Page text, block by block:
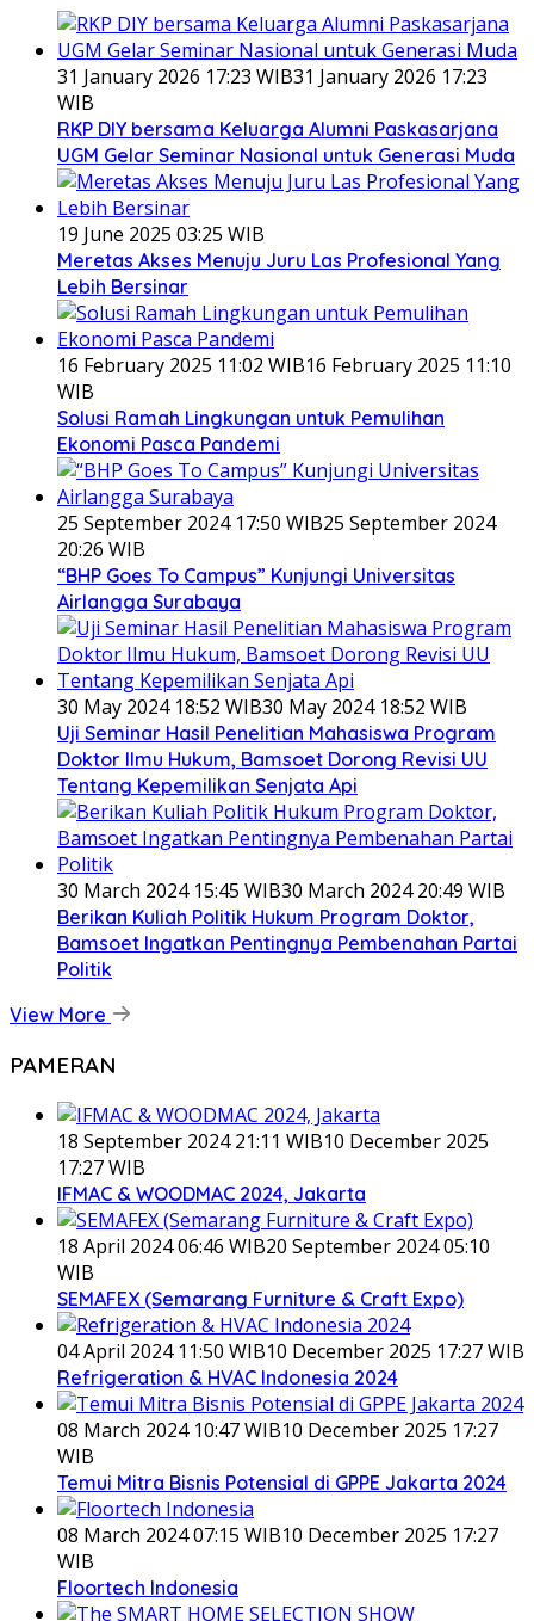
31 January 2026 17:23 WIB31 January 2026 17:23
WIB
RKP DIY bersama Keluarga Alumni Paskasarjana
UGM Gelar Seminar Nasional untuk Generasi Muda
19 June 2025 03:25 WIB
Meretas Akses Menuju Juru Las Profesional Yang
Lebih Bersinar
16 February 2025 11:02 WIB16 February 2025 11:10
WIB
Solusi Ramah Lingkungan untuk Pemulihan
Ekonomi Pasca Pandemi
25 September 2024 17:50 WIB25 September 2024
20:26 WIB
“BHP Goes To Campus” Kunjungi Universitas
Airlangga Surabaya
30 May 2024 18:52 WIB30 May 2024 18:52 WIB
Uji Seminar Hasil Penelitian Mahasiswa Program
Doktor Ilmu Hukum, Bamsoet Dorong Revisi UU
Tentang Kepemilikan Senjata Api
30 March 2024 15:45 WIB30 March 2024 20:49 WIB
Berikan Kuliah Politik Hukum Program Doktor,
Bamsoet Ingatkan Pentingnya Pembenahan Partai
Politik
View More
PAMERAN
18 September 2024 21:11 WIB10 December 2025
17:27 WIB
IFMAC & WOODMAC 2024, Jakarta
18 April 2024 06:46 WIB20 September 2024 05:10
WIB
SEMAFEX (Semarang Furniture & Craft Expo)
04 April 2024 11:50 WIB10 December 2025 17:27 WIB
Refrigeration & HVAC Indonesia 2024
08 March 2024 10:47 WIB10 December 2025 17:27
WIB
Temui Mitra Bisnis Potensial di GPPE Jakarta 2024
08 March 2024 07:15 WIB10 December 2025 17:27
WIB
Floortech Indonesia